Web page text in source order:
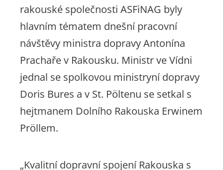
rakouské společnosti ASFiNAG byly
hlavním tématem dnešní pracovní
návštěvy ministra dopravy Antonína
Prachaře v Rakousku. Ministr ve Vídni
jednal se spolkovou ministryní dopravy
Doris Bures a v St. Pöltenu se setkal s
hejtmanem Dolního Rakouska Erwinem
Pröllem.
„Kvalitní dopravní spojení Rakouska s